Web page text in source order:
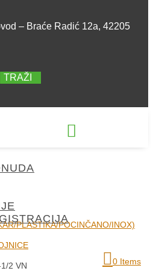
– Braće Radić 12a, 42205
TRAŽI

0 Items
PLASTIKA/POCINČANO/INOX)
2 VN